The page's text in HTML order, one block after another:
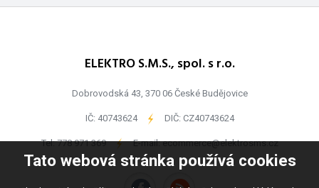
Tato webová stránka používá cookies
ELEKTRO S.M.S., spol. s r.o.
Dobrovodská 43, 370 06 České Budějovice
IČ: 40743624 - DIČ: CZ40743624
Tel:778 971 369 - E-mail:ecommerce@elektrosms.cz